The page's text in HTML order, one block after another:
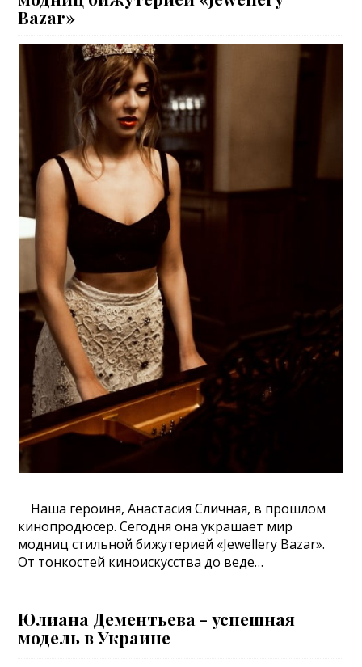
Bazar»
Наша героиня, Анастасия Сличная, в прошлом
кинопродюсер. Сегодня она украшает мир
модниц стильной бижутерией «Jewellery Bazar».
От тонкостей киноискусства до веде…
Юлиана Дементьева - успешная
модель в Украине